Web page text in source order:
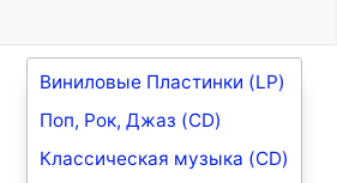
Виниловые Пластинки (LP)
Поп, Рок, Джаз (CD)
Классическая музыка (CD)